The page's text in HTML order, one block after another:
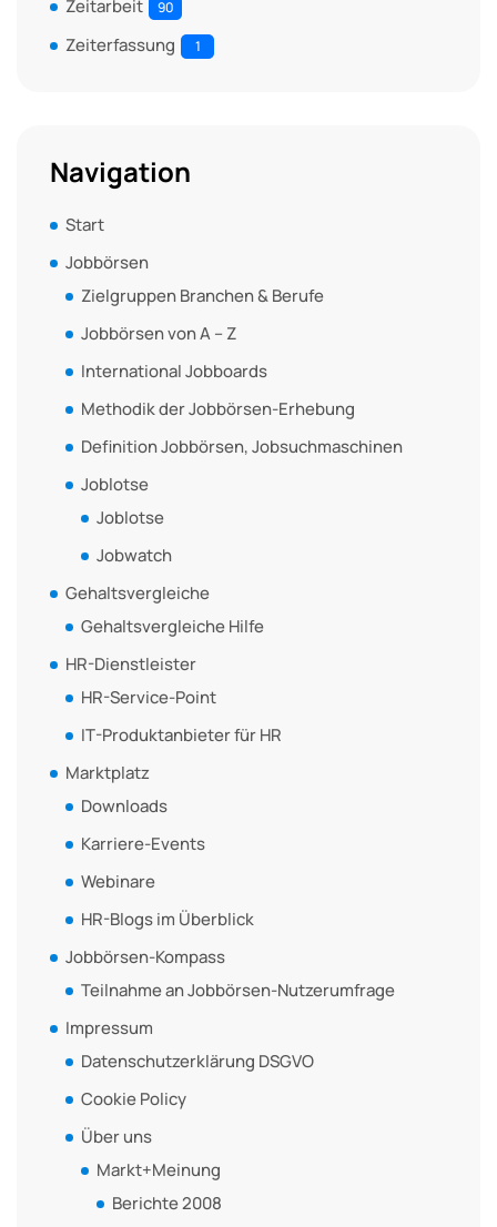
Zeitarbeit 90
Zeiterfassung 1
Navigation
Start
Jobbörsen
Zielgruppen Branchen & Berufe
Jobbörsen von A – Z
International Jobboards
Methodik der Jobbörsen-Erhebung
Definition Jobbörsen, Jobsuchmaschinen
Joblotse
Joblotse
Jobwatch
Gehaltsvergleiche
Gehaltsvergleiche Hilfe
HR-Dienstleister
HR-Service-Point
IT-Produktanbieter für HR
Marktplatz
Downloads
Karriere-Events
Webinare
HR-Blogs im Überblick
Jobbörsen-Kompass
Teilnahme an Jobbörsen-Nutzerumfrage
Impressum
Datenschutzerklärung DSGVO
Cookie Policy
Über uns
Markt+Meinung
Berichte 2008